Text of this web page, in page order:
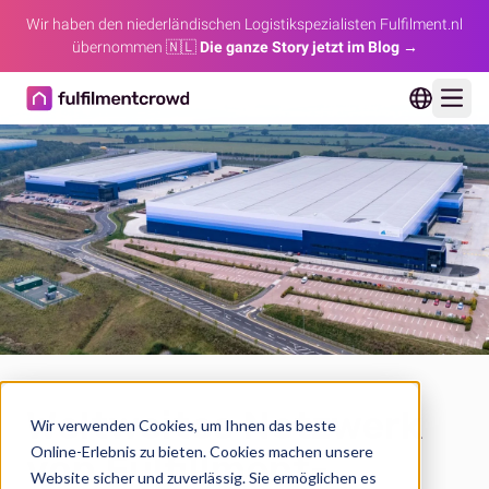
Wir verwenden Cookies, um Ihnen das beste
Online-Erlebnis zu bieten. Cookies machen unsere
Website sicher und zuverlässig. Sie ermöglichen es
Wir haben den niederländischen Logistikspezialisten Fulfilment.nl
übernommen 🇳🇱 Die ganze Story jetzt im Blog →
Weltweites Netzwerk
von Fulfillment-